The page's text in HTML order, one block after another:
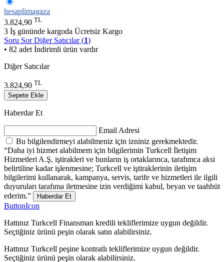
hesaplimagaza
3.824,90 TL
3 İş gününde kargoda Ücretsiz Kargo
Soru SorDiğer Satıcılar (1)
• 82 adet İndirimli ürün vardır
Diğer Satıcılar
3.824,90 TL
Sepete Ekle
Haberdar Et
Email Adresi
Bu bilgilendirmeyi alabilmeniz için izniniz gerekmektedir.
“Daha iyi hizmet alabilmem için bilgilerimin Turkcell İletişim
Hizmetleri A.Ş, iştirakleri ve bunların iş ortaklarınca, tarafımca aksi
belirtiline kadar işlenmesine; Turkcell ve iştiraklerinin iletişim
bilgilerimi kullanarak, kampanya, servis, tarife ve hizmetleri ile ilgili
duyuruları tarafıma iletmesine izin verdiğimi kabul, beyan ve taahhüt
ederim.”
Haberdar Et
ButtonIcon
Hattınız Turkcell Finansman kredili tekliflerimize uygun değildir.
Seçtiğiniz ürünü peşin olarak satın alabilirsiniz.
Hattınız Turkcell peşine kontratlı tekliflerimize uygun değildir.
Seçtiğiniz ürünü peşin olarak alabilirsiniz.